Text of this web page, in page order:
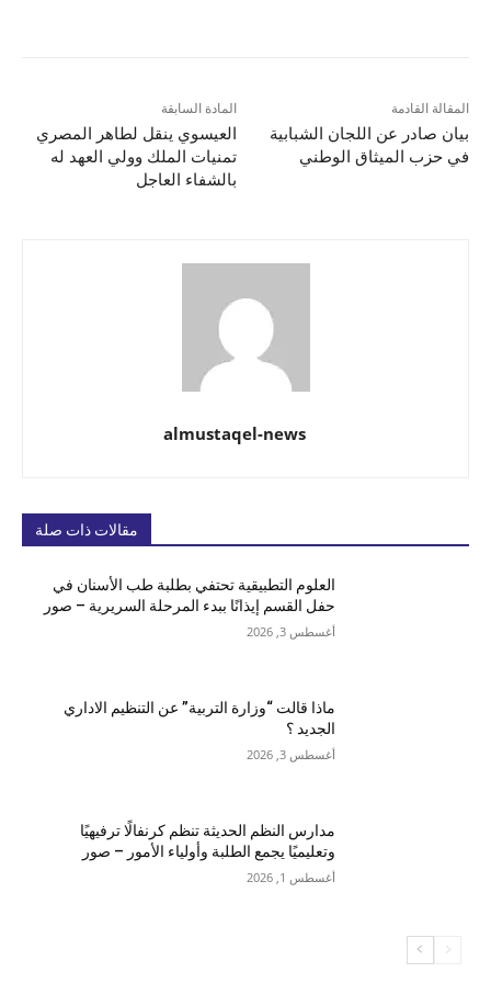
المادة السابقة
العيسوي ينقل لطاهر المصري
تمنيات الملك وولي العهد له
بالشفاء العاجل
المقالة القادمة
بيان صادر عن اللجان الشبابية
في حزب الميثاق الوطني
almustaqel-news
مقالات ذات صلة
العلوم التطبيقية تحتفي بطلبة طب الأسنان في
حفل القسم إيذانًا ببدء المرحلة السريرية – صور
أغسطس 3, 2026
ماذا قالت “وزارة التربية” عن التنظيم الاداري
الجديد ؟
أغسطس 3, 2026
مدارس النظم الحديثة تنظم كرنفالًا ترفيهيًا
وتعليميًا يجمع الطلبة وأولياء الأمور – صور
أغسطس 1, 2026